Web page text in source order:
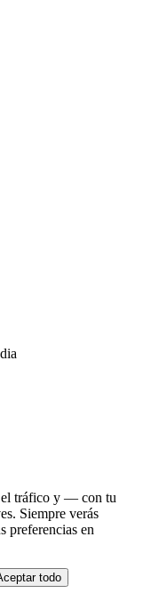
el tráfico y — con tu
Siempre verás
preferencias en
todo